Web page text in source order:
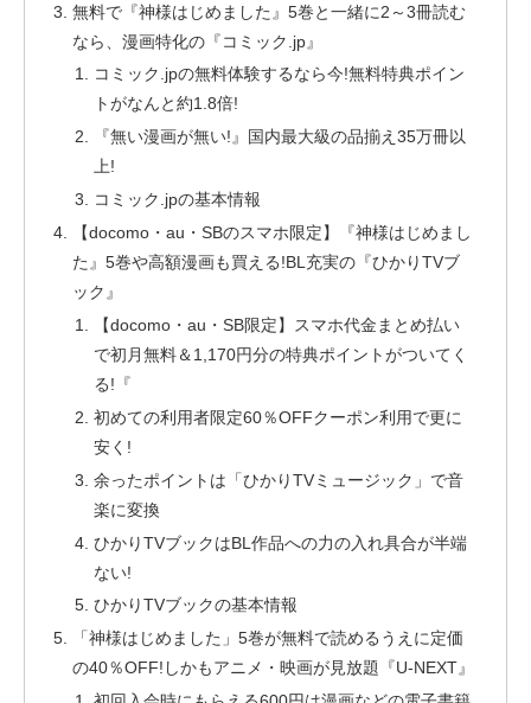
無料で『神様はじめました』5巻と一緒に2～3冊読む
なら、漫画特化の『コミック.jp』
コミック.jpの無料体験するなら今!無料特典ポイン
トがなんと約1.8倍!
『無い漫画が無い!』国内最大級の品揃え35万冊以
上!
コミック.jpの基本情報
【docomo・au・SBのスマホ限定】『神様はじめまし
た』5巻や高額漫画も買える!BL充実の『ひかりTVブ
ック』
【docomo・au・SB限定】スマホ代金まとめ払い
で初月無料＆1,170円分の特典ポイントがついてく
る!『
初めての利用者限定60％OFFクーポン利用で更に
安く!
余ったポイントは「ひかりTVミュージック」で音
楽に変換
ひかりTVブックはBL作品への力の入れ具合が半端
ない!
ひかりTVブックの基本情報
「神様はじめました」5巻が無料で読めるうえに定価
の40％OFF!しかもアニメ・映画が見放題『U-NEXT』